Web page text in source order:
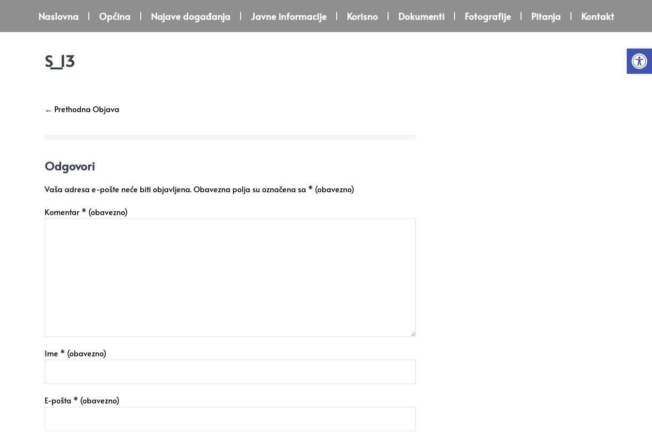
Naslovna Općina Najave događanja Javne informacije Korisno Dokumenti Fotografije Pitanja Kontakt
S_13
← Prethodna Objava
Odgovori
Vaša adresa e-pošte neće biti objavljena.Obavezna polja su označena sa * (obavezno)
Komentar * (obavezno)
Ime * (obavezno)
E-pošta * (obavezno)